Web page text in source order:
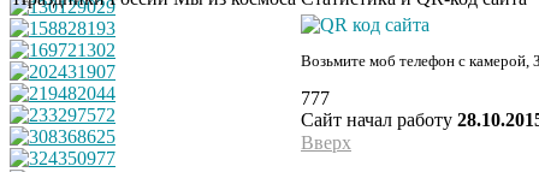
Возьмите моб телефон с камерой,
777
Сайт начал работу
Вверх